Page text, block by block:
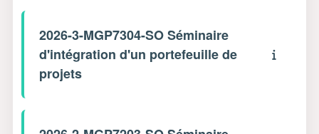
2026-3-MGP7304-SO Séminaire
d'intégration d'un portefeuille de
projets